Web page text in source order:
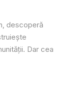
descoperă
Dar cea